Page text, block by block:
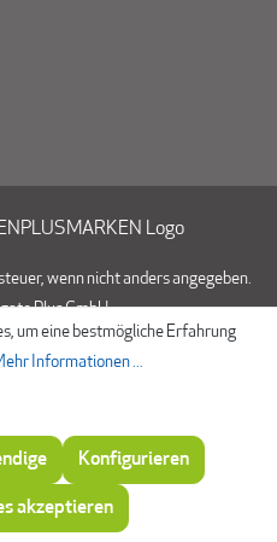
wenn nicht anders angegeben.
Plus GmbH
Beratung
um eine bestmögliche Erfahrung
Informationen ...
Konfigurieren
akzeptieren